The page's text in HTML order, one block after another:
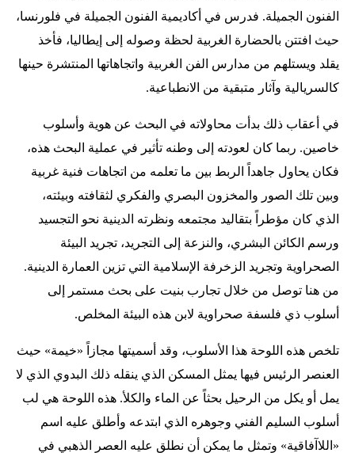
الفنون الجميلة. فدرس في أكاديمية الفنون الجميلة في فلورنسا،
حيث افتتن بالحضارة الغربية لحظة وصوله إلى إيطاليا، فأخذ
يقلد ويستلهم من مدارس الفن الغربية واتجاهاتها المنتشرة حينها
كالسريالية وآثار متبقية من الانطباعية.
في أعقاب ذلك بدأت محاولاته في البحث عن هوية وأسلوب
خاصين. ربما كان لعودته إلى وطنه تأثير في عملية البحث هذه،
فكان يحاول جاهداً الربط بين ما تعلمه من اتجاهات فنية غربية
وبين تلك الصور والمخزون البصري والفكري لثقافته وبيئته،
الذي كان مؤطراً بتقاليد مجتمعه ونظرته الدينية نحو التجسيد
ورسم الكائن البشري، والنزعة إلى التجريد، تجريد البيئة
الصحراوية وتجريد الزخرفة الإسلامية التي تزين العمارة الدينية.
من هنا توصل من خلال تجارب بنيت على بحث مستمر إلى
أسلوب ذي فلسفة صحراوية لابن هذه البيئة المخلص.
تلخص هذه اللوحة هذا الأسلوب، وقد أسميتها مجازاً «خيمة» حيث
العنصر الرئيس فيها يمثل المسكن الذي ينقله ذلك البدوي الذي لا
يمل أو يكل من الرحيل بحثاً عن الماء والكلأ. هذه اللوحة هي لب
أسلوب السليم الفني وجوهره الذي ابتدعه وأطلق عليه اسم
«اللاآفاقية» وتمثل ما يمكن أن نطلق عليه العصر الذهبي في